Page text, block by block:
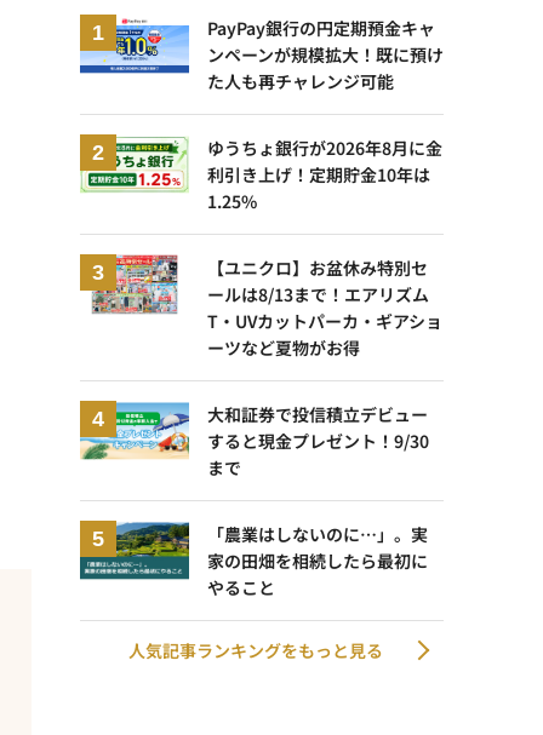
PayPay銀行の円定期預金キャ
ンペーンが規模拡大！既に預け
た人も再チャレンジ可能
ゆうちょ銀行が2026年8月に金
利引き上げ！定期貯金10年は
1.25%
【ユニクロ】お盆休み特別セ
ールは8/13まで！エアリズム
T・UVカットパーカ・ギアショ
ーツなど夏物がお得
大和証券で投信積立デビュー
すると現金プレゼント！9/30
まで
「農業はしないのに…」。実
家の田畑を相続したら最初に
やること
人気記事ランキングをもっと見る